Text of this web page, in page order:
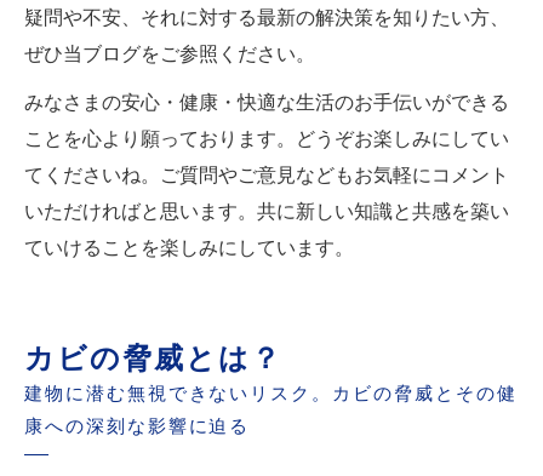
疑問や不安、それに対する最新の解決策を知りたい方、
ぜひ当ブログをご参照ください。
みなさまの安心・健康・快適な生活のお手伝いができる
ことを心より願っております。どうぞお楽しみにしてい
てくださいね。ご質問やご意見などもお気軽にコメント
いただければと思います。共に新しい知識と共感を築い
ていけることを楽しみにしています。
カビの脅威とは？
建物に潜む無視できないリスク。カビの脅威とその健
康への深刻な影響に迫る